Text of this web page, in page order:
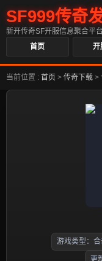
SF999传奇
新开传奇SF开服信息聚合平台
首页
开
当前位置 : 首页 > 传奇下载 >
游戏类型：
更